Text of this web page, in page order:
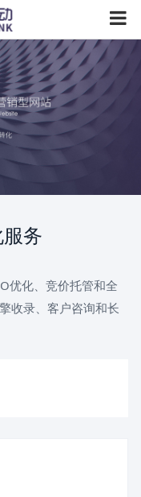
务
优化、竞价托管和全
收录、客户咨询和长